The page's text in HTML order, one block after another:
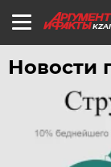
Новости